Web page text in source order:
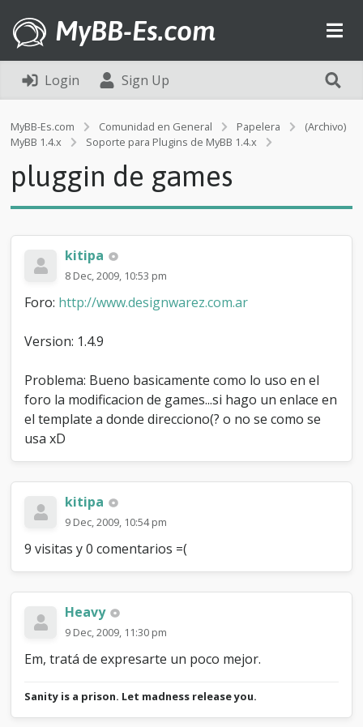
MyBB-Es.com
Login Sign Up
MyBB-Es.com Comunidad en General Papelera
(Archivo)
MyBB 1.4.x
Soporte para Plugins de MyBB 1.4.x
g
n
pluggin de games
kitipa
8 Dec, 2009, 10:53 pm
Foro: http://www.designwarez.com.ar
Version: 1.4.9
Problema: Bueno basicamente como lo uso en el
foro la modificacion de games...si hago un enlace en
el template a donde direcciono(? o no se como se
usa xD
kitipa
9 Dec, 2009, 10:54 pm
9 visitas y 0 comentarios =(
Heavy
9 Dec, 2009, 11:30 pm
Em, tratá de expresarte un poco mejor.
Sanity is a prison. Let madness release you.